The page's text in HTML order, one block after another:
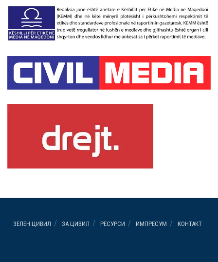
ЗЕЛЕН ЦИВИЛ ЗА ЦИВИЛ РЕСУРСИ ИМПРЕСУМ КОНТАКТ